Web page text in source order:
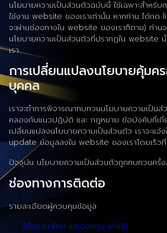
นโยบายความเป็นส่วนตัวฉบับนี้ ใช้เฉพาะสำหรับก
ใช้งาน website ของเราเท่านั้น หากท่าน ได้ก
จะผ่านช่องทางใน website ของเราก็ตาม) ท่าน
นโยบายความเป็นส่วนตัวที่ปรากฏใน website
เรา
การเปลี่ยนแปลงนโยบายคุ้มค
บุคคล
เราจะทำการพิจารณาทบทวนนโยบายความเป็นส่
คลองกับแนวปฏิบัติ และ กฎหมาย ข้อบังคับที่เกี่
เปลี่ยนแปลงนโยบายความเป็นส่วนตัว เราจะแจ้
update ข้อมูลลงใน website ของเราโดยเร็ว
ปัจจุบัน นโยบายความเป็นส่วนตัวถูกทบทวนครั้
ช่องทางการติดต่อ
รายละเอียดผู้ควบคุมข้อมูล
[ชื่อภาษาไทย และอังกฤษ (ถ้ามี)]